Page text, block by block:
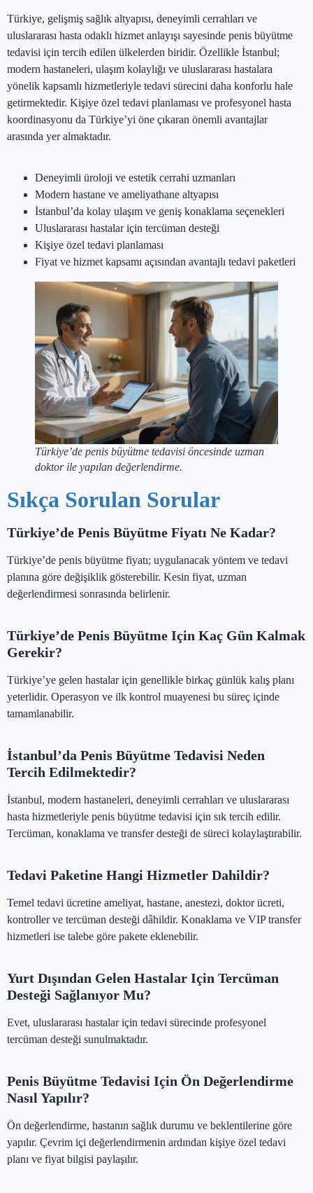
Türkiye, gelişmiş sağlık altyapısı, deneyimli cerrahları ve
uluslararası hasta odaklı hizmet anlayışı sayesinde penis büyütme
tedavisi için tercih edilen ülkelerden biridir. Özellikle İstanbul;
modern hastaneleri, ulaşım kolaylığı ve uluslararası hastalara
yönelik kapsamlı hizmetleriyle tedavi sürecini daha konforlu hale
getirmektedir. Kişiye özel tedavi planlaması ve profesyonel hasta
koordinasyonu da Türkiye’yi öne çıkaran önemli avantajlar
arasında yer almaktadır.
Deneyimli üroloji ve estetik cerrahi uzmanları
Modern hastane ve ameliyathane altyapısı
İstanbul’da kolay ulaşım ve geniş konaklama seçenekleri
Uluslararası hastalar için tercüman desteği
Kişiye özel tedavi planlaması
Fiyat ve hizmet kapsamı açısından avantajlı tedavi paketleri
Türkiye’de penis büyütme tedavisi öncesinde uzman
doktor ile yapılan değerlendirme.
Sıkça Sorulan Sorular
Türkiye’de Penis Büyütme Fiyatı Ne Kadar?
Türkiye’de penis büyütme fiyatı; uygulanacak yöntem ve tedavi
planına göre değişiklik gösterebilir. Kesin fiyat, uzman
değerlendirmesi sonrasında belirlenir.
Türkiye’de Penis Büyütme Için Kaç Gün Kalmak
Gerekir?
Türkiye’ye gelen hastalar için genellikle birkaç günlük kalış planı
yeterlidir. Operasyon ve ilk kontrol muayenesi bu süreç içinde
tamamlanabilir.
İstanbul’da Penis Büyütme Tedavisi Neden
Tercih Edilmektedir?
İstanbul, modern hastaneleri, deneyimli cerrahları ve uluslararası
hasta hizmetleriyle penis büyütme tedavisi için sık tercih edilir.
Tercüman, konaklama ve transfer desteği de süreci kolaylaştırabilir.
Tedavi Paketine Hangi Hizmetler Dahildir?
Temel tedavi ücretine ameliyat, hastane, anestezi, doktor ücreti,
kontroller ve tercüman desteği dâhildir. Konaklama ve VIP transfer
hizmetleri ise talebe göre pakete eklenebilir.
Yurt Dışından Gelen Hastalar Için Tercüman
Desteği Sağlanıyor Mu?
Evet, uluslararası hastalar için tedavi sürecinde profesyonel
tercüman desteği sunulmaktadır.
Penis Büyütme Tedavisi Için Ön Değerlendirme
Nasıl Yapılır?
Ön değerlendirme, hastanın sağlık durumu ve beklentilerine göre
yapılır. Çevrim içi değerlendirmenin ardından kişiye özel tedavi
planı ve fiyat bilgisi paylaşılır.